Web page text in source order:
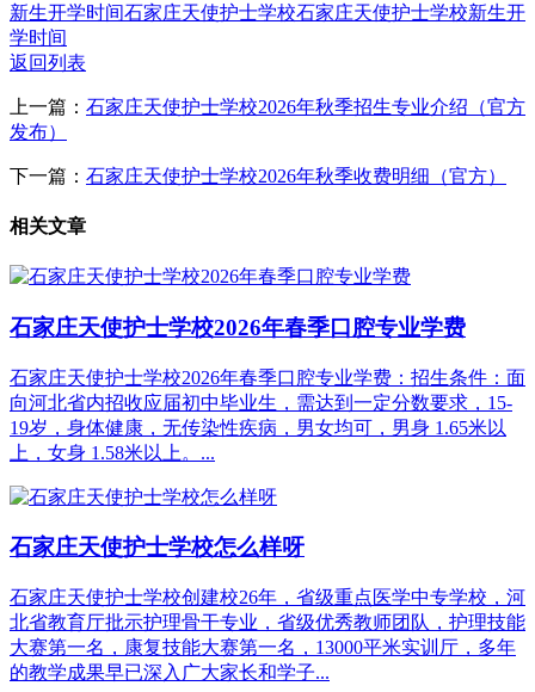
新生开学时间石家庄天使护士学校石家庄天使护士学校新生开
学时间
返回列表
上一篇： 石家庄天使护士学校2026年秋季招生专业介绍（官方
发布）
下一篇： 石家庄天使护士学校2026年秋季收费明细（官方）
相关文章
石家庄天使护士学校2026年春季口腔专业学费
石家庄天使护士学校2026年春季口腔专业学费：招生条件：面
向河北省内招收应届初中毕业生，需达到一定分数要求，15-
19岁，身体健康，无传染性疾病，男女均可，男身 1.65米以
上，女身 1.58米以上。...
石家庄天使护士学校怎么样呀
石家庄天使护士学校创建校26年，省级重点医学中专学校，河
北省教育厅批示护理骨干专业，省级优秀教师团队，护理技能
大赛第一名，康复技能大赛第一名，13000平米实训厅，多年
的教学成果早已深入广大家长和学子...